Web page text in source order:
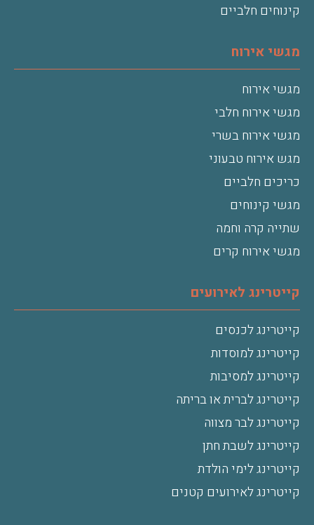
קינוחים חלביים
מגשי אירוח
מגשי אירוח
מגשי אירוח חלבי
מגשי אירוח בשרי
מגש אירוח טבעוני
כריכים חלביים
מגשי קינוחים
שתייה קרה וחמה
מגשי אירוח קרים
קייטרינג לאירועים
קייטרינג לכנסים
קייטרינג למוסדות
קייטרינג למסיבות
קייטרינג לברית או בריתה
קייטרינג לבר מצווה
קייטרינג לשבת חתן
קייטרינג לימי הולדת
קייטרינג לאירועים קטנים